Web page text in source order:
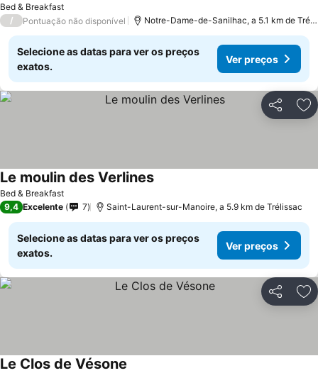
Bed & Breakfast
/ Pontuação não disponível Notre-Dame-de-Sanilhac, a 5.1 km de Trélissac
Selecione as datas para ver os preços
exatos.
Ver preços
Partilhar
Bed & Breakfast
Le moulin des Verlines
9,4 Excelente 7 Saint-Laurent-sur-Manoire, a 5.9 km de Trélissac
Selecione as datas para ver os preços
exatos.
Ver preços
Partilhar
Le Clos de Vésone